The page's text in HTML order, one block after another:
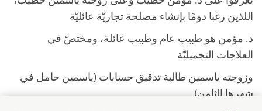
اللذين رغبا دومًا بإنشاء مصلحة تجاريّة عائليّة
د. مؤمن هو طبيب عام وطبيب عائلة، ومختصّ في
العلاجات التجميليّة
وزوجته ياسمين طالبة تدقيق حسابات (ياسمين حامل في
شهرها الثامن)